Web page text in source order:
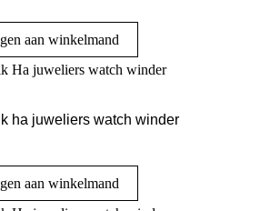
aan winkelmand
ha juweliers watch winder
aan winkelmand